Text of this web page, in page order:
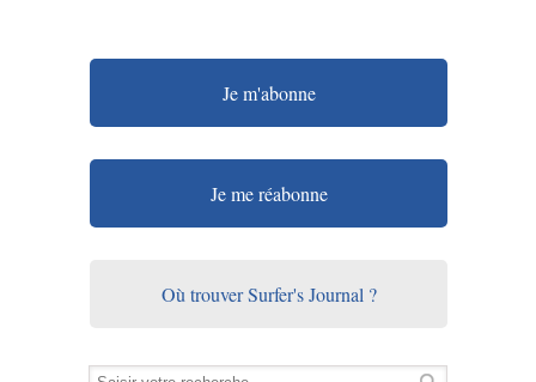
Je m'abonne
Je me réabonne
Où trouver Surfer's Journal ?